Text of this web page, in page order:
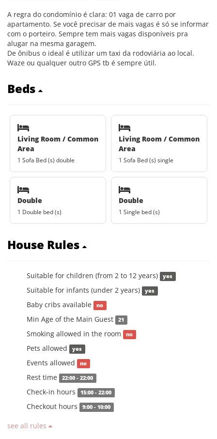
A regra do condomínio é clara: 01 vaga de carro por
apartamento. Se você precisar de mais vagas é só se informar
com o porteiro. Sempre tem mais vagas disponíveis pra
alugar na mesma garagem.
De ônibus o ideal é utilizar um taxi da rodoviária ao local.
Waze ou qualquer outro GPS tb é sempre útil.
Beds
Living Room / Common
Area
1 Sofa Bed (s) double
Living Room / Common
Area
1 Sofa Bed (s) single
Double
1 Double bed (s)
Double
1 Single bed (s)
House Rules
Suitable for children (from 2 to 12 years) yes
Suitable for infants (under 2 years) yes
Baby cribs available no
Min Age of the Main Guest 21
Smoking allowed in the room no
Pets allowed yes
Events allowed no
Rest time 22:00 - 22:00
Check-in hours 15:00 - 22:00
Checkout hours 9:00 - 10:00
see all rules